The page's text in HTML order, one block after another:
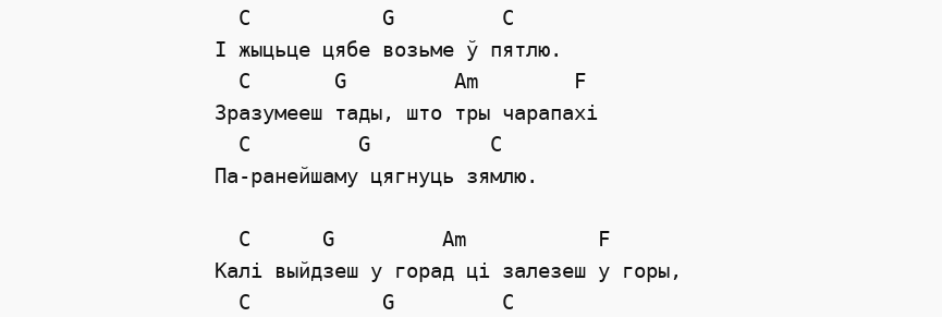
  C           G         C
I жыцьце цябе возьме ў пятлю.
  C       G         Am        F
Зразумееш тады, што тры чарапахi
  C         G          C
Па-ранейшаму цягнуць зямлю.
  C      G         Am           F
Калi выйдзеш у горад цi залезеш у горы,
  C           G         C